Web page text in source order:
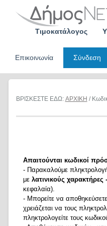
Τιμοκατάλογος
Επικοινωνία
Σύνδεση
ΒΡΙΣΚΕΣΤΕ ΕΔΩ: ΑΡΧΙΚΗ /
Απαιτούνται κωδικοί
- Παρακαλούμε
με λατινικούς χαρακτήρες -
κεφαλαία).
- Μπορείτε να
χρειάζεται να τους
πληκτρολογείτε τους